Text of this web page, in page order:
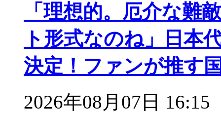
「理想的。厄介な難
ト形式なのね」日本
決定！ファンが推す
2026年08月07日 16:15